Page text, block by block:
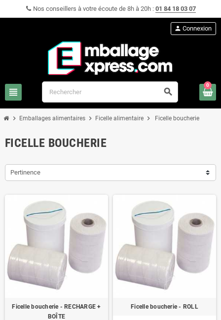
Nos conseillers à votre écoute de 8h à 20h : 01 84 18 03 07
view_headline search
person Connexion
0
chevron_right Emballages alimentaires chevron_right Ficelle alimentaire chevron_right Ficelle boucherie
FICELLE BOUCHERIE
Pertinence
Ficelle boucherie - RECHARGE +
BOÎTE
Ficelle boucherie - ROLL